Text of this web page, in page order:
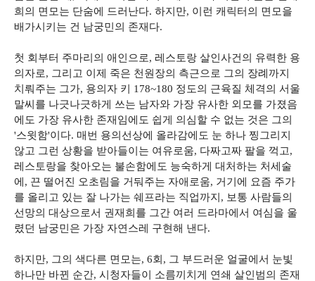
희의 면모는 단숨에 드러난다. 하지만, 이런 캐릭터의 면모을
배가시키는 건 남궁민의 존재다.
첫 회부터 주마리의 애인으로, 레스토랑 살인사건의 유력한 용
의자로, 그리고 이제 죽은 천원장의 측근으로 그의 장례까지
치뤄주는 그가, 용의자 키 178~180 정도의 근육질 체격의 서울
말씨를 나긋나긋하게 쓰는 남자와 가장 유사한 외모를 가졌음
에도 가장 유사한 존재임에도 쉽게 의심할 수 없는 것은 그의
'스윗함'이다. 매번 용의선상에 올라감에도 눈 하나 찡그리지
않고 그런 상황을 받아들이는 여유로움, 다짜고짜 팔을 꺽고,
레스토랑을 찾아오는 불손함에도 능숙하게 대처하는 처세술
에, 끈 떨어진 오초림을 거둬주는 자애로움, 거기에 요즘 주가
를 올리고 있는 잘 나가는 쉐프라는 직업까지, 보통 사람들의
선망의 대상으로서 권재희를 그간 여러 드라마에서 여심을 울
렸던 남궁민은 가장 자연스레 구현해 낸다.
하지만, 그의 색다른 면모는, 6회, 그 부드러운 얼굴에서 눈빛
하나만 바뀐 순간, 시청자들이 소름끼치게 연쇄 살인범의 존재